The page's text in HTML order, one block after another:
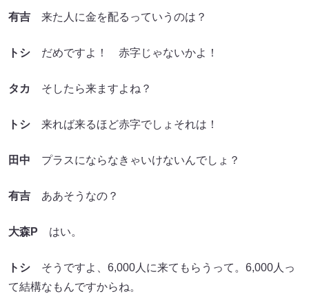
有吉 来た人に金を配るっていうのは？
トシ だめですよ！ 赤字じゃないかよ！
タカ そしたら来ますよね？
トシ 来れば来るほど赤字でしょそれは！
田中 プラスにならなきゃいけないんでしょ？
有吉 ああそうなの？
大森P はい。
トシ そうですよ、6,000人に来てもらうって。6,000人っ
て結構なもんですからね。